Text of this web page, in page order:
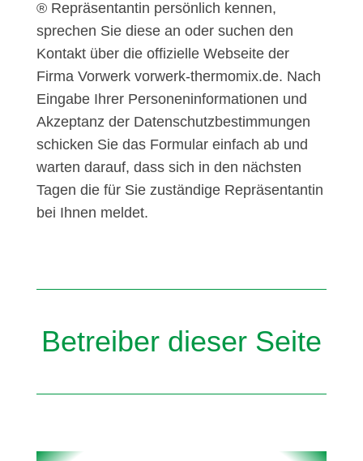
® Repräsentantin persönlich kennen,
sprechen Sie diese an oder suchen den
Kontakt über die offizielle Webseite der
Firma Vorwerk vorwerk-thermomix.de. Nach
Eingabe Ihrer Personeninformationen und
Akzeptanz der Datenschutzbestimmungen
schicken Sie das Formular einfach ab und
warten darauf, dass sich in den nächsten
Tagen die für Sie zuständige Repräsentantin
bei Ihnen meldet.
Betreiber dieser Seite